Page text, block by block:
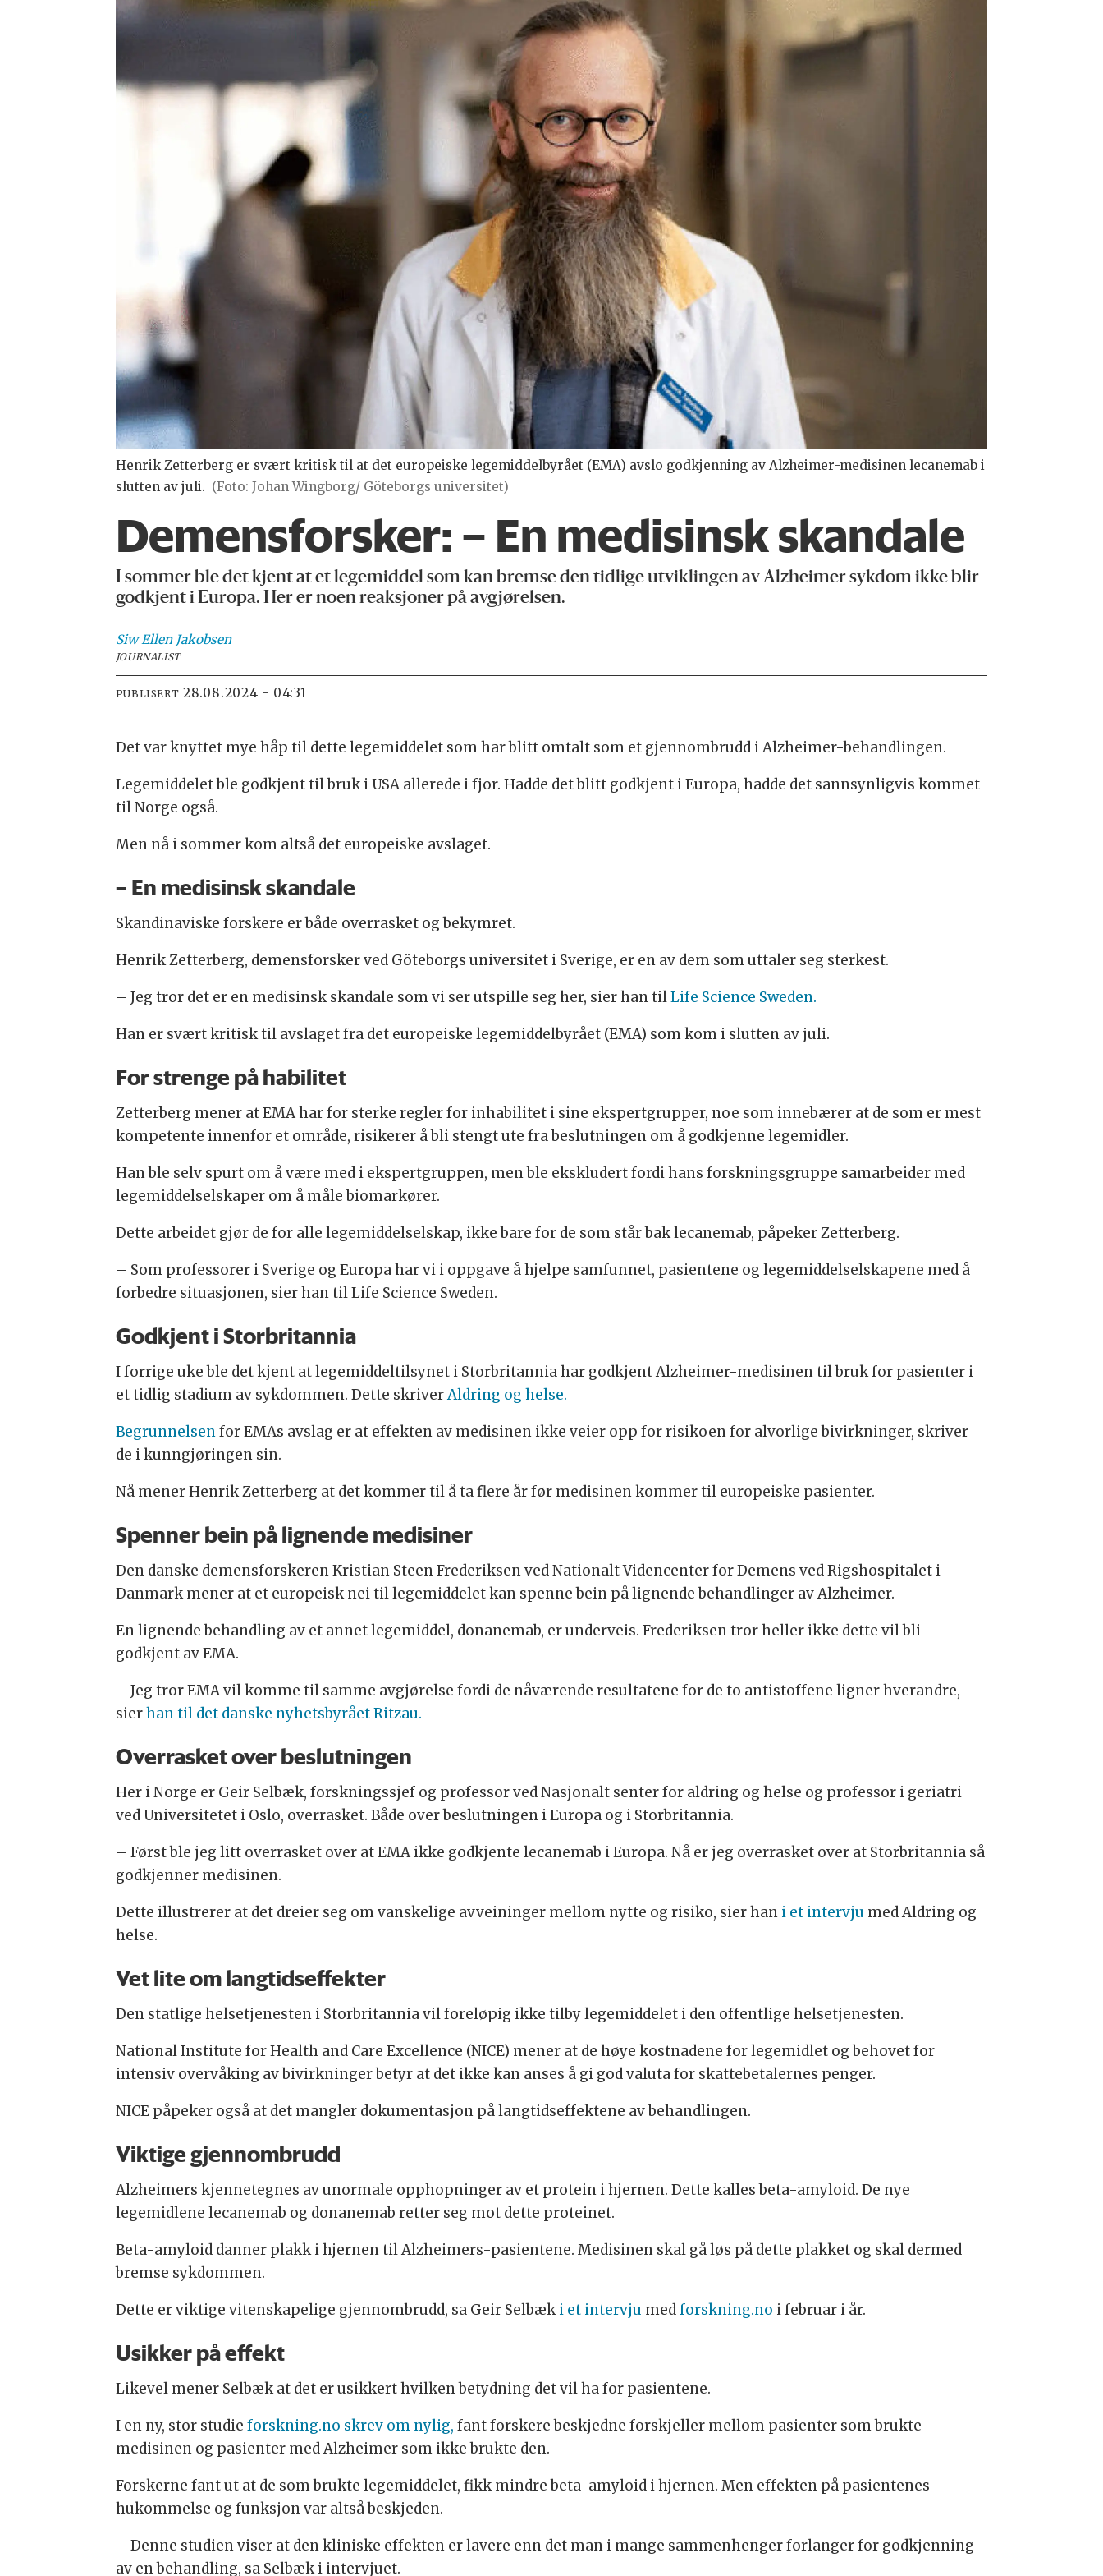
Henrik Zetterberg er svært kritisk til at det europeiske legemiddelbyrået (EMA) avslo godkjenning av Alzheimer-medisinen lecanemab i
slutten av juli. (Foto: Johan Wingborg/ Göteborgs universitet)
Demensforsker: – En medisinsk skandale
I sommer ble det kjent at et legemiddel som kan bremse den tidlige utviklingen av Alzheimer sykdom ikke blir
godkjent i Europa. Her er noen reaksjoner på avgjørelsen.
Siw Ellen Jakobsen
JOURNALIST
PUBLISERT 28.08.2024 - 04:31
Det var knyttet mye håp til dette legemiddelet som har blitt omtalt som et gjennombrudd i Alzheimer-behandlingen.
Legemiddelet ble godkjent til bruk i USA allerede i fjor. Hadde det blitt godkjent i Europa, hadde det sannsynligvis kommet
til Norge også.
Men nå i sommer kom altså det europeiske avslaget.
– En medisinsk skandale
Skandinaviske forskere er både overrasket og bekymret.
Henrik Zetterberg, demensforsker ved Göteborgs universitet i Sverige, er en av dem som uttaler seg sterkest.
– Jeg tror det er en medisinsk skandale som vi ser utspille seg her, sier han tilLife Science Sweden.
Han er svært kritisk til avslaget fra det europeiske legemiddelbyrået (EMA) som kom i slutten av juli.
For strenge på habilitet
Zetterberg mener at EMA har for sterke regler for inhabilitet i sine ekspertgrupper, noe som innebærer at de som er mest
kompetente innenfor et område, risikerer å bli stengt ute fra beslutningen om å godkjenne legemidler.
Han ble selv spurt om å være med i ekspertgruppen, men ble ekskludert fordi hans forskningsgruppe samarbeider med
legemiddelselskaper om å måle biomarkører.
Dette arbeidet gjør de for alle legemiddelselskap, ikke bare for de som står bak lecanemab, påpeker Zetterberg.
– Som professorer i Sverige og Europa har vi i oppgave å hjelpe samfunnet, pasientene og legemiddelselskapene med å
forbedre situasjonen, sier han til Life Science Sweden.
Godkjent i Storbritannia
I forrige uke ble det kjent at legemiddeltilsynet i Storbritannia har godkjent Alzheimer-medisinen til bruk for pasienter i
et tidlig stadium av sykdommen. Dette skriverAldring og helse.
Begrunnelsenfor EMAs avslag er at effekten av medisinen ikke veier opp for risikoen for alvorlige bivirkninger, skriver
de i kunngjøringen sin.
Nå mener Henrik Zetterberg at det kommer til å ta flere år før medisinen kommer til europeiske pasienter.
Spenner bein på lignende medisiner
Den danske demensforskeren Kristian Steen Frederiksen ved Nationalt Videncenter for Demens ved Rigshospitalet i
Danmark mener at et europeisk nei til legemiddelet kan spenne bein på lignende behandlinger av Alzheimer.
En lignende behandling av et annet legemiddel, donanemab, er underveis. Frederiksen tror heller ikke dette vil bli
godkjent av EMA.
– Jeg tror EMA vil komme til samme avgjørelse fordi de nåværende resultatene for de to antistoffene ligner hverandre,
sierhan til det danske nyhetsbyrået Ritzau.
Overrasket over beslutningen
Her i Norge er Geir Selbæk, forskningssjef og professor ved Nasjonalt senter for aldring og helse og professor i geriatri
ved Universitetet i Oslo, overrasket. Både over beslutningen i Europa og i Storbritannia.
– Først ble jeg litt overrasket over at EMA ikke godkjente lecanemab i Europa. Nå er jeg overrasket over at Storbritannia så
godkjenner medisinen.
Dette illustrerer at det dreier seg om vanskelige avveininger mellom nytte og risiko, sier han i et intervju med Aldring og
helse.
Vet lite om langtidseffekter
Den statlige helsetjenesten i Storbritannia vil foreløpig ikke tilby legemiddelet i den offentlige helsetjenesten.
National Institute for Health and Care Excellence (NICE) mener at de høye kostnadene for legemidlet og behovet for
intensiv overvåking av bivirkninger betyr at det ikke kan anses å gi god valuta for skattebetalernes penger.
NICE påpeker også at det mangler dokumentasjon på langtidseffektene av behandlingen.
Viktige gjennombrudd
Alzheimers kjennetegnes av unormale opphopninger av et protein i hjernen. Dette kalles beta-amyloid. De nye
legemidlene lecanemab og donanemab retter seg mot dette proteinet.
Beta-amyloid danner plakk i hjernen til Alzheimers-pasientene. Medisinen skal gå løs på dette plakket og skal dermed
bremse sykdommen.
Dette er viktige vitenskapelige gjennombrudd, sa Geir Selbæki et intervju medforskning.no i februar i år.
Usikker på effekt
Likevel mener Selbæk at det er usikkert hvilken betydning det vil ha for pasientene.
I en ny, stor studie forskning.no skrev om nylig, fant forskere beskjedne forskjeller mellom pasienter som brukte
medisinen og pasienter med Alzheimer som ikke brukte den.
Forskerne fant ut at de som brukte legemiddelet, fikk mindre beta-amyloid i hjernen. Men effekten på pasientenes
hukommelse og funksjon var altså beskjeden.
– Denne studien viser at den kliniske effekten er lavere enn det man i mange sammenhenger forlanger for godkjenning
av en behandling, sa Selbæk i intervjuet.